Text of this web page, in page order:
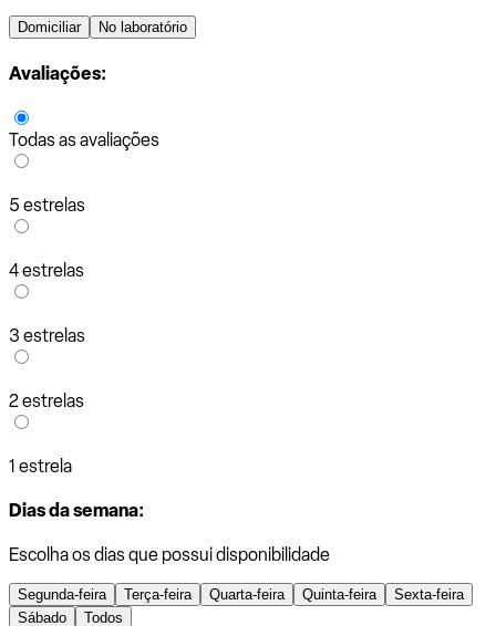
Domiciliar No laboratório
Avaliações:
Todas as avaliações
5 estrelas
4 estrelas
3 estrelas
2 estrelas
1 estrela
Dias da semana:
Escolha os dias que possui disponibilidade
Segunda-feira Terça-feira Quarta-feira Quinta-feira
Sexta-feira
Sábado
Todos